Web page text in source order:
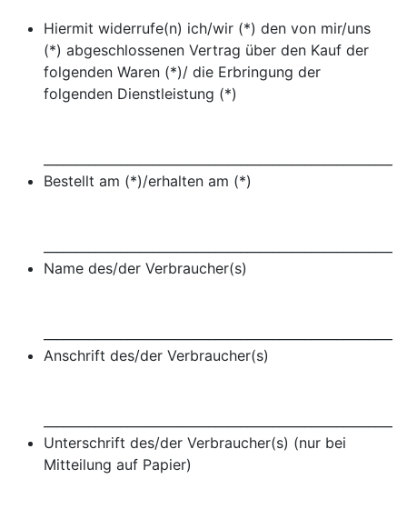
Hiermit widerrufe(n) ich/wir (*) den von mir/uns
(*) abgeschlossenen Vertrag über den Kauf der
folgenden Waren (*)/ die Erbringung der
folgenden Dienstleistung (*)
Bestellt am (*)/erhalten am (*)
Name des/der Verbraucher(s)
Anschrift des/der Verbraucher(s)
Unterschrift des/der Verbraucher(s) (nur bei
Mitteilung auf Papier)